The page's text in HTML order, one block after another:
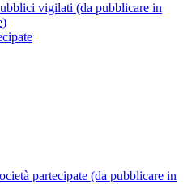
vigilati (da pubblicare in
partecipate (da pubblicare in